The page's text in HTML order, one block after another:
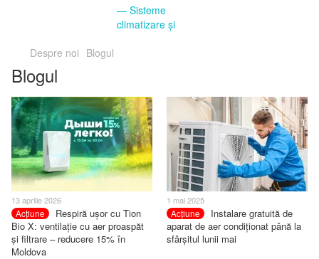
Despre noi Blogul
Blogul
13 aprilie 2026
Acțiune
Respiră ușor cu Tion
Bio X: ventilație cu aer proaspăt
și filtrare – reducere 15% în
Moldova
1 mai 2025
Acțiune
Instalare gratuită de
aparat de aer condiționat până la
sfârșitul lunii mai